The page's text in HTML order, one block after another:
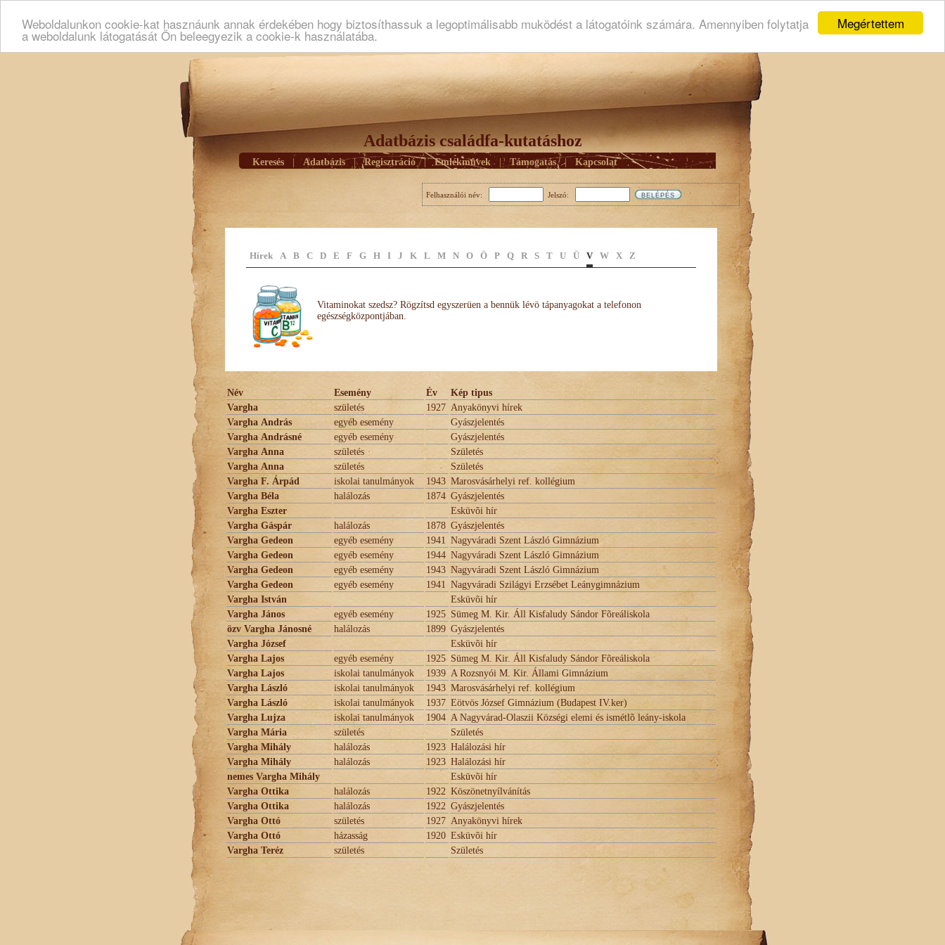
Megértettem
Weboldalunkon cookie-kat hasznáunk annak érdekében hogy biztosíthassuk a legoptimálisabb muködést a látogatóink számára. Amennyiben folytatja
a weboldalunk látogatását Ön beleegyezik a cookie-k használatába.
Adatbázis családfa-kutatáshoz
Keresés Adatbázis | Regisztráció | Emlékmûvek | Támogatás | Kapcsolat
Felhasználói név: Jelszó:
Hírek A B C D E F G H I J K L M N O Ö P Q R S T U Ü V W X Z
Vitaminokat szedsz? Rögzítsd egyszerüen a bennük lévö tápanyagokat a telefonon
egészségközpontjában.
Név Esemény Év
Kép tipus
Vargha
születés 1927 Anyakönyvi hírek
Vargha András
egyéb esemény
Gyászjelentés
Vargha Andrásné
egyéb esemény
Gyászjelentés
Vargha Anna
születés
Születés
Vargha Anna
születés
Születés
Vargha F. Árpád
iskolai tanulmányok 1943 Marosvásárhelyi ref. kollégium
Vargha Béla
halálozás 1874 Gyászjelentés
Vargha Eszter
Esküvõi hír
Vargha Gáspár
halálozás 1878 Gyászjelentés
Vargha Gedeon
egyéb esemény 1941 Nagyváradi Szent László Gimnázium
Vargha Gedeon
egyéb esemény 1944 Nagyváradi Szent László Gimnázium
Vargha Gedeon
egyéb esemény 1943 Nagyváradi Szent László Gimnázium
Vargha Gedeon
egyéb esemény 1941 Nagyváradi Szilágyi Erzsébet Leánygimnázium
Vargha István
Esküvõi hír
Vargha János
egyéb esemény 1925 Sümeg M. Kir. Áll Kisfaludy Sándor Fõreáliskola
özv Vargha Jánosné
halálozás 1899 Gyászjelentés
Vargha József
Esküvõi hír
Vargha Lajos
egyéb esemény 1925 Sümeg M. Kir. Áll Kisfaludy Sándor Fõreáliskola
Vargha Lajos
iskolai tanulmányok 1939 A Rozsnyói M. Kir. Állami Gimnázium
Vargha László
iskolai tanulmányok 1943 Marosvásárhelyi ref. kollégium
Vargha László
iskolai tanulmányok 1937 Eötvös József Gimnázium (Budapest IV.ker)
Vargha Lujza
iskolai tanulmányok 1904 A Nagyvárad-Olaszii Községi elemi és ismétlõ leány-iskola
Vargha Mária
születés
Születés
Vargha Mihály
halálozás 1923 Halálozási hír
Vargha Mihály
halálozás 1923 Halálozási hír
nemes Vargha Mihály
Esküvõi hír
Vargha Ottika
halálozás 1922 Köszönetnyílvánítás
Vargha Ottika
halálozás 1922 Gyászjelentés
Vargha Ottó
születés 1927 Anyakönyvi hírek
Vargha Ottó
házasság 1920 Esküvõi hír
Vargha Teréz
születés Születés